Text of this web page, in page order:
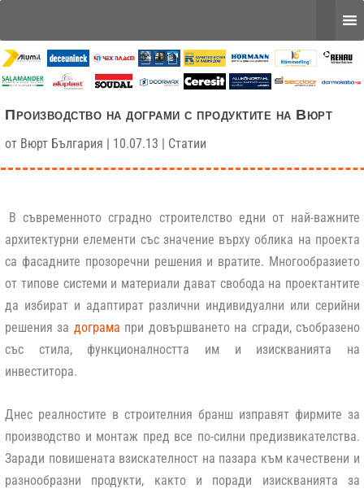
Производство на дограми с продуктите на Вюрт
от Вюрт България | 10.07.13 | Статии
В съвременното сградно строителство едни от най-важните
архитектурни елементи със значение върху облика на проекта
са фасадните прозоречни решения и вратите. Многообразието
от типове системи и материали дават свобода на проектантите
да избират и адаптират различни индивидуални или серийни
решения за дограма при довършването на сгради, съобразено
със стила, функционалността им и изискванията на
инвеститора.
Днес реалностите в строителния бранш изправят фирмите за
производство и монтаж пред все по-силни предизвикателства.
Заради повишената взискателност на пазара към качествени и
разнообразни продукти, както и поради изискванията за